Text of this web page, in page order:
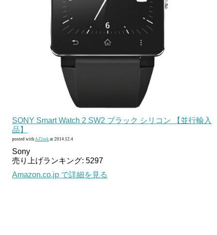
SONY Smart Watch 2 SW2 ブラック シリコン 【並行輸入
品】
posted withAZlink at 2014.12.4
Sony
売り上げランキング: 5297
Amazon.co.jp で詳細を見る